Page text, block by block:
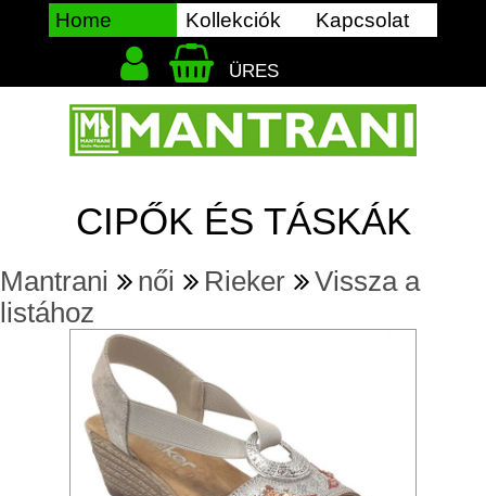
Home Kollekciók Kapcsolat
ÜRES
CIPŐK ÉS TÁSKÁK
Mantrani női Rieker
Vissza a
listához